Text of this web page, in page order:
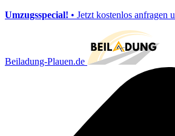
Umzugsspecial! • Jetzt kostenlos
Beiladung-Plauen.de